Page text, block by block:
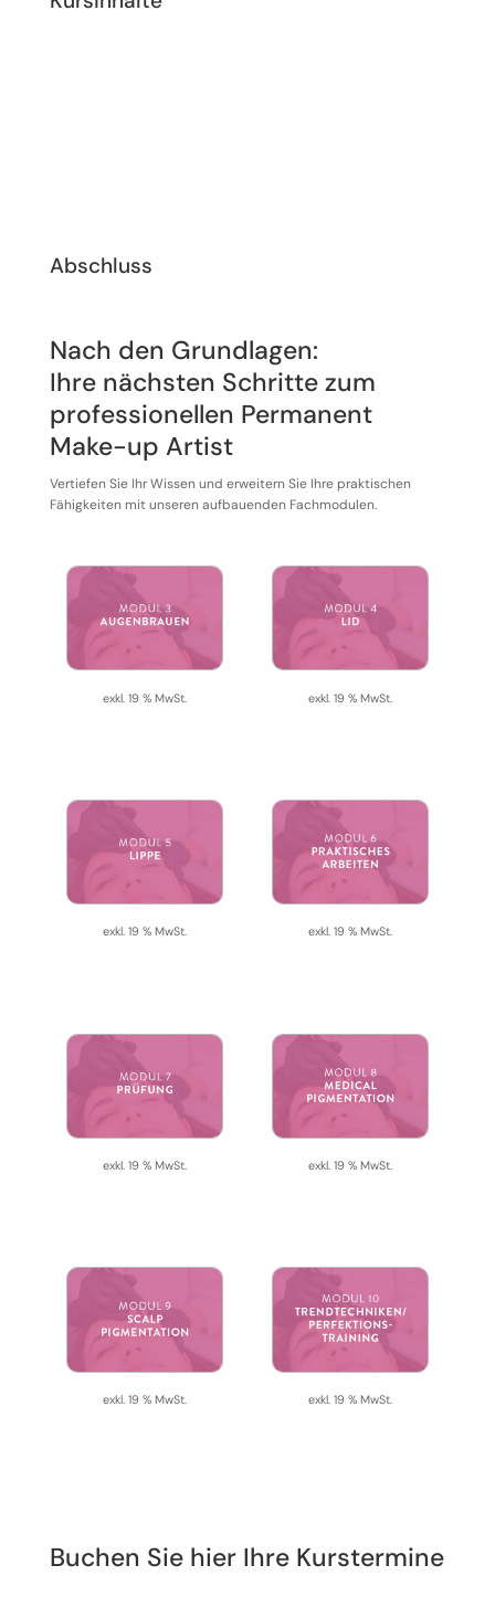
Abschluss
Nach den Grundlagen:
Ihre nächsten Schritte zum
professionellen Permanent
Make-up Artist
Vertiefen Sie Ihr Wissen und erweitern Sie Ihre praktischen
Fähigkeiten mit unseren aufbauenden Fachmodulen.
exkl. 19 % MwSt. exkl. 19 % MwSt.
exkl. 19 % MwSt. exkl. 19 % MwSt.
exkl. 19 % MwSt. exkl. 19 % MwSt.
exkl. 19 % MwSt. exkl. 19 % MwSt.
Buchen Sie hier Ihre Kurstermine